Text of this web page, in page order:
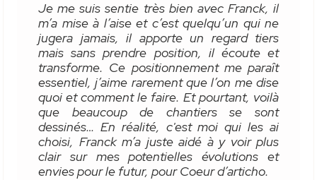
Je me suis sentie très bien avec Franck, il
m’a mise à l’aise et c’est quelqu’un qui ne
jugera jamais, il apporte un regard tiers
mais sans prendre position, il écoute et
transforme. Ce positionnement me paraît
essentiel, j’aime rarement que l’on me dise
quoi et comment le faire. Et pourtant, voilà
que beaucoup de chantiers se sont
dessinés… En réalité, c'est moi qui les ai
choisi, Franck m’a juste aidé à y voir plus
clair sur mes potentielles évolutions et
envies pour le futur, pour Coeur d’articho.